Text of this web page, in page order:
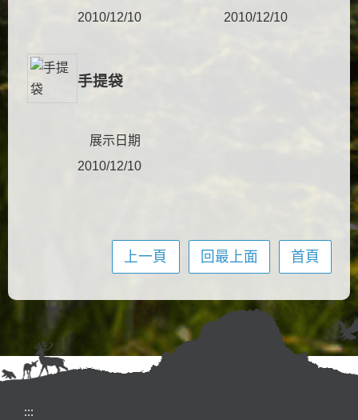
2010/12/10
2010/12/10
手提袋
展示日期
2010/12/10
上一頁 回最上面 首頁
:::